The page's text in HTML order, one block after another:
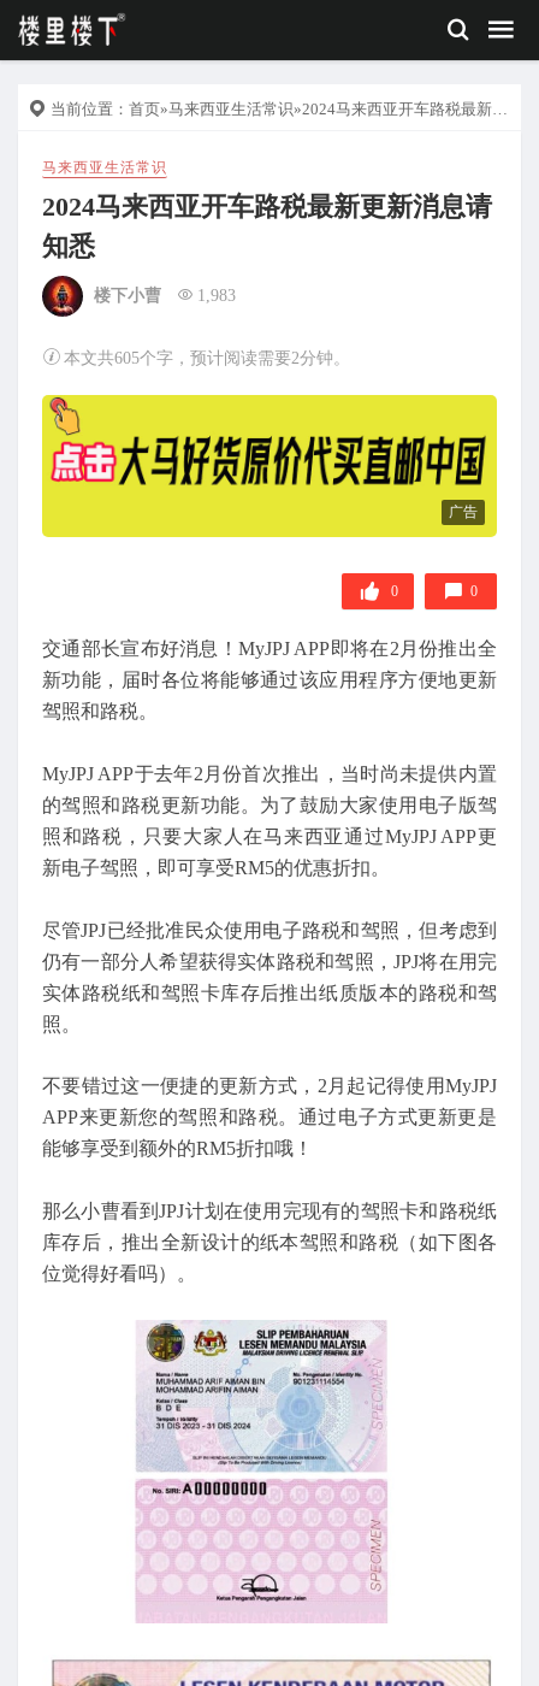
当前位置： 首页»马来西亚生活常识»2024马来西亚开车路税最新更新消息请知悉
马来西亚生活常识
2024马来西亚开车路税最新更新消息请
知悉
楼下小曹 1,983
本文共605个字，预计阅读需要2分钟。
广告
0 0
交通部长宣布好消息！MyJPJ APP即将在2月份推出全
新功能，届时各位将能够通过该应用程序方便地更新
驾照和路税。
MyJPJ APP于去年2月份首次推出，当时尚未提供内置
的驾照和路税更新功能。为了鼓励大家使用电子版驾
照和路税，只要大家人在马来西亚通过MyJPJ APP更
新电子驾照，即可享受RM5的优惠折扣。
尽管JPJ已经批准民众使用电子路税和驾照，但考虑到
仍有一部分人希望获得实体路税和驾照，JPJ将在用完
实体路税纸和驾照卡库存后推出纸质版本的路税和驾
照。
不要错过这一便捷的更新方式，2月起记得使用MyJPJ
APP来更新您的驾照和路税。通过电子方式更新更是
能够享受到额外的RM5折扣哦！
那么小曹看到JPJ计划在使用完现有的驾照卡和路税纸
库存后，推出全新设计的纸本驾照和路税（如下图各
位觉得好看吗）。